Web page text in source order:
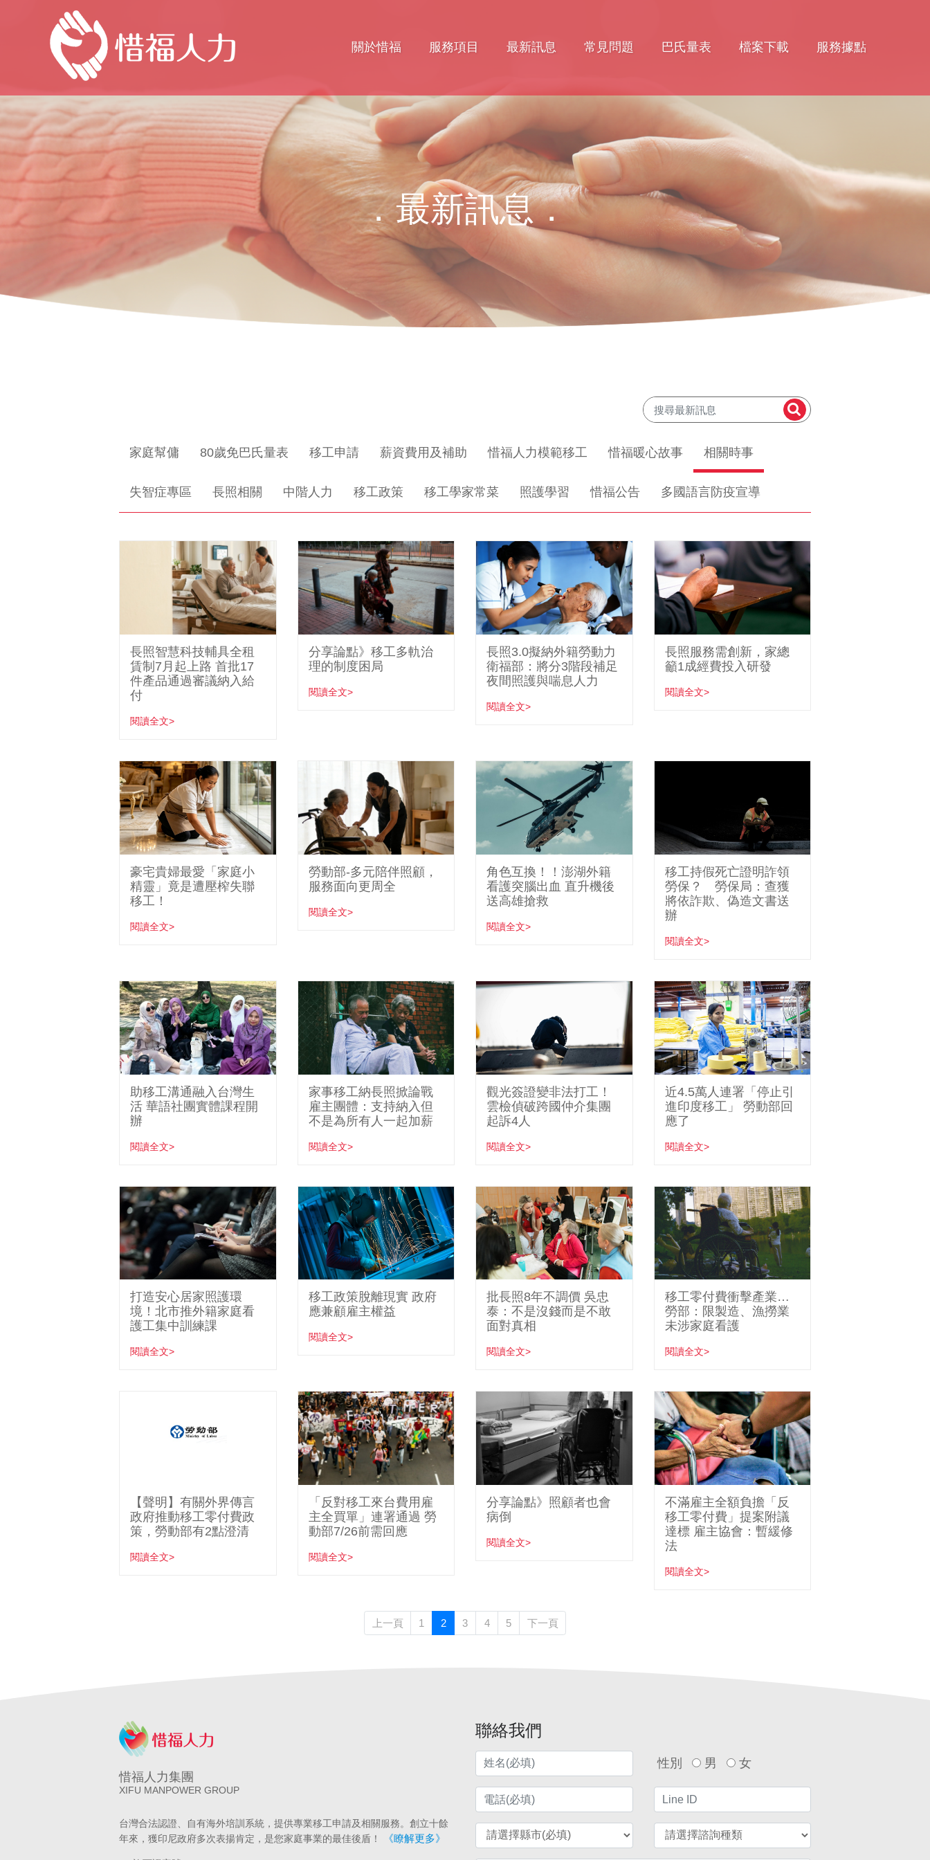
關於惜福 服務項目 最新訊息 常見問題 巴氏量表 檔案下載 服務據點
．最新訊息．
家庭幫傭 80歲免巴氏量表 移工申請 薪資費用及補助 惜福人力模範移工 惜福暖心故事 相關時事
失智症專區 長照相關 中階人力 移工政策 移工學家常菜 照護學習 惜福公告 多國語言防疫宣導
長照智慧科技輔具全租
賃制7月起上路 首批17
件產品通過審議納入給
付
閱讀全文>
分享論點》移工多軌治
理的制度困局
閱讀全文>
長照3.0擬納外籍勞動力
衛福部：將分3階段補足
夜間照護與喘息人力
閱讀全文>
長照服務需創新，家總
籲1成經費投入研發
閱讀全文>
豪宅貴婦最愛「家庭小
精靈」竟是遭壓榨失聯
移工！
閱讀全文>
勞動部-多元陪伴照顧，
服務面向更周全
閱讀全文>
角色互換！！澎湖外籍
看護突腦出血 直升機後
送高雄搶救
閱讀全文>
移工持假死亡證明詐領
勞保？ 勞保局：查獲
將依詐欺、偽造文書送
辦
閱讀全文>
助移工溝通融入台灣生
活 華語社團實體課程開
辦
閱讀全文>
家事移工納長照掀論戰
雇主團體：支持納入但
不是為所有人一起加薪
閱讀全文>
觀光簽證變非法打工！
雲檢偵破跨國仲介集團
起訴4人
閱讀全文>
近4.5萬人連署「停止引
進印度移工」 勞動部回
應了
閱讀全文>
打造安心居家照護環
境！北市推外籍家庭看
護工集中訓練課
閱讀全文>
移工政策脫離現實 政府
應兼顧雇主權益
閱讀全文>
批長照8年不調價 吳忠
泰：不是沒錢而是不敢
面對真相
閱讀全文>
移工零付費衝擊產業…
勞部：限製造、漁撈業
未涉家庭看護
閱讀全文>
【聲明】有關外界傳言
政府推動移工零付費政
策，勞動部有2點澄清
閱讀全文>
「反對移工來台費用雇
主全買單」連署通過 勞
動部7/26前需回應
閱讀全文>
分享論點》照顧者也會
病倒
閱讀全文>
不滿雇主全額負擔「反
移工零付費」提案附議
達標 雇主協會：暫緩修
法
閱讀全文>
上一頁 1 2 3 4 5 下一頁
惜福人力集團
XIFU MANPOWER GROUP
台灣合法認證、自有海外培訓系統，提供專業移工申請及相關服務。創立十餘
年來，獲印尼政府多次表揚肯定，是您家庭事業的最佳後盾！
《瞭解更多》
聯絡我們
性別 男 女